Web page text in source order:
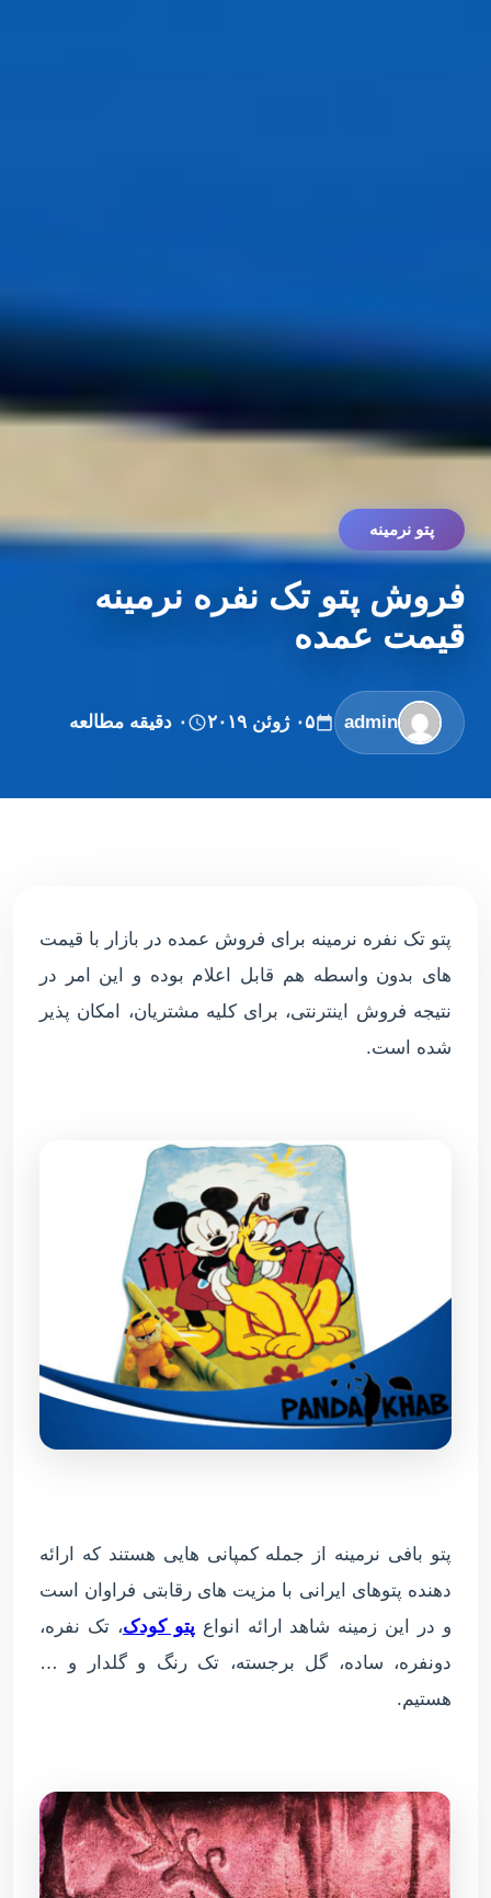
پتو نرمینه
فروش پتو تک نفره نرمینه
قیمت عمده
admin ۰۵ ژوئن ۲۰۱۹ ۰ دقیقه مطالعه
پتو تک نفره نرمینه برای فروش عمده در بازار با قیمت
های بدون واسطه هم قابل اعلام بوده و این امر در
نتیجه فروش اینترنتی، برای کلیه مشتریان، امکان پذیر
شده است.
پتو بافی نرمینه از جمله کمپانی هایی هستند که ارائه
دهنده پتوهای ایرانی با مزیت های رقابتی فراوان است
و در این زمینه شاهد ارائه انواع پتو کودک، تک نفره،
دونفره، ساده، گل برجسته، تک رنگ و گلدار و …
هستیم.